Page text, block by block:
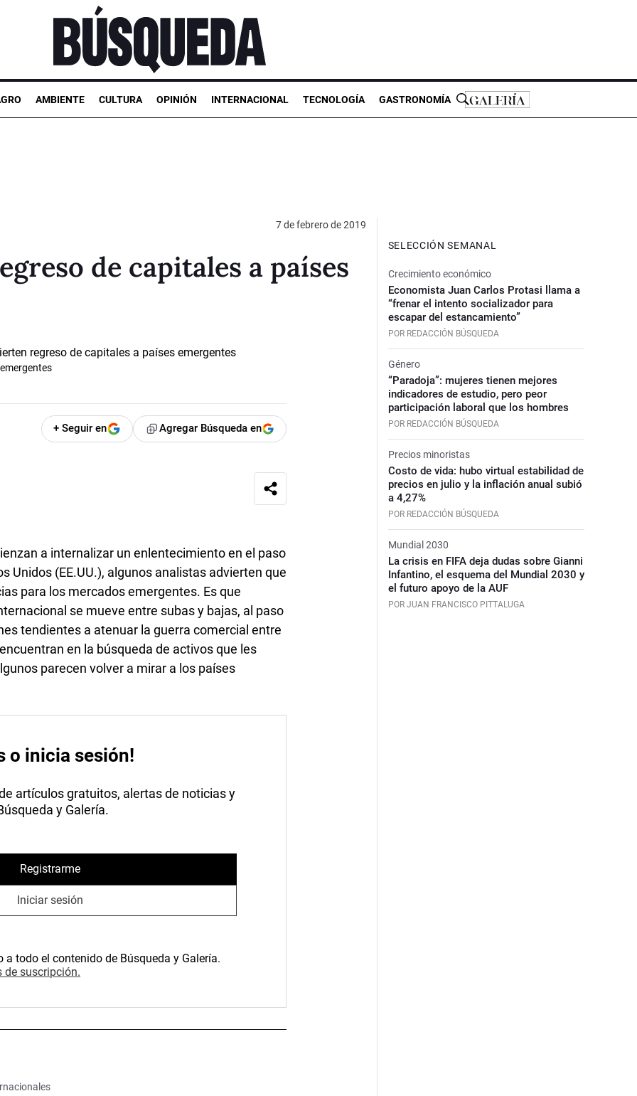
AMBIENTE CULTURA OPINIÓN INTERNACIONAL TECNOLOGÍA GASTRONOMÍA
7 de febrero de 2019
de capitales a países
+ Seguir en Agregar Búsqueda en
a internalizar un enlentecimiento en el paso
Unidos (EE.UU.), algunos analistas advierten que
para los mercados emergentes. Es que
se mueve entre subas y bajas, al paso
tendientes a atenuar la guerra comercial entre
en la búsqueda de activos que les
parecen volver a mirar a los países
o inicia sesión!
artículos gratuitos, alertas de noticias y
y Galería.
Registrarme
Iniciar sesión
todo el contenido de Búsqueda y Galería.
de suscripción.
SELECCIÓN SEMANAL
Crecimiento económico
Economista Juan Carlos Protasi llama a
“frenar el intento socializador para
escapar del estancamiento”
POR REDACCIÓN BÚSQUEDA
Género
“Paradoja”: mujeres tienen mejores
indicadores de estudio, pero peor
participación laboral que los hombres
POR REDACCIÓN BÚSQUEDA
Precios minoristas
Costo de vida: hubo virtual estabilidad de
precios en julio y la inflación anual subió
a 4,27%
POR REDACCIÓN BÚSQUEDA
Mundial 2030
La crisis en FIFA deja dudas sobre Gianni
Infantino, el esquema del Mundial 2030 y
el futuro apoyo de la AUF
POR JUAN FRANCISCO PITTALUGA